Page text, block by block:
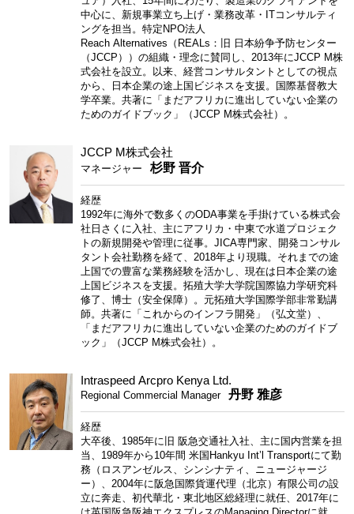
中心に、新規事業立ち上げ・業務改革・ITコンサルティ
ングを担当。特定NPO法人
Reach Alternatives（REALs：旧 日本紛争予防センター
（JCCP））の組織・理念に賛同し、2013年にJCCP M株
式会社を設立。以来、経営コンサルタントとしての視点
から、日本企業の途上国ビジネスを支援。国際基督教大
学卒業。共著に「まだアフリカに進出していない企業の
ためのガイドブック」（JCCP M株式会社）。
JCCP M株式会社
マネージャー 杉野 晋介
経歴
1992年に海外で数多くのODA事業を手掛けている株式会
社日さくに入社、主にアフリカ・中東で水道プロジェク
トの新規開発や管理に従事。JICA専門家、開発コンサル
タント会社勤務を経て、2018年より現職。それまでの途
上国での豊富な業務経験を活かし、現在は日本企業の途
上国ビジネスを支援。拓殖大学大学院国際協力学研究科
修了、博士（安全保障）。元拓殖大学国際学部非常勤講
師。共著に「これからのインフラ開発」（弘文堂）、
「まだアフリカに進出していない企業のためのガイドブ
ック」（JCCP M株式会社）。
Intraspeed Arcpro Kenya Ltd.
Regional Commercial Manager 丹野 雅彦
経歴
大卒後、1985年に旧 阪急交通社入社、主に国内営業を担
当、1989年から10年間 米国Hankyu Int’l Transportにて勤
務（ロスアンゼルス、シンシナティ、ニュージャージ
ー）、2004年に阪急国際貨運代理（北京）有限公司の設
立に奔走、初代華北・東北地区総経理に就任、2017年に